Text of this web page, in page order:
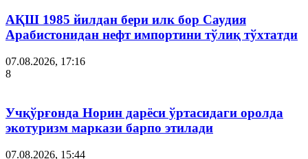
АҚШ 1985 йилдан бери илк бор Саудия
Арабистонидан нефт импортини тўлиқ тўхтатди
07.08.2026, 17:16
8
Учқўрғонда Норин дарёси ўртасидаги оролда
экотуризм маркази барпо этилади
07.08.2026, 15:44